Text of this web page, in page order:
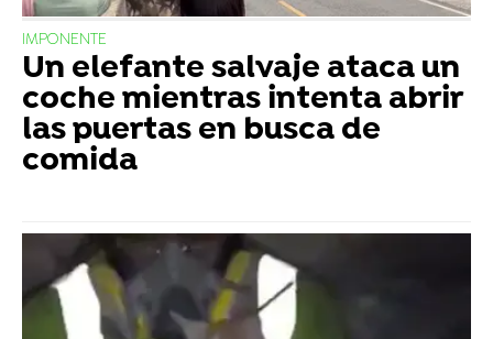
IMPONENTE
Un elefante salvaje ataca un
coche mientras intenta abrir
las puertas en busca de
comida